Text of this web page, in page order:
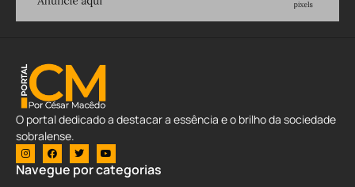
O portal dedicado a destacar a essência e o brilho da sociedade
sobralense.
Navegue por categorias